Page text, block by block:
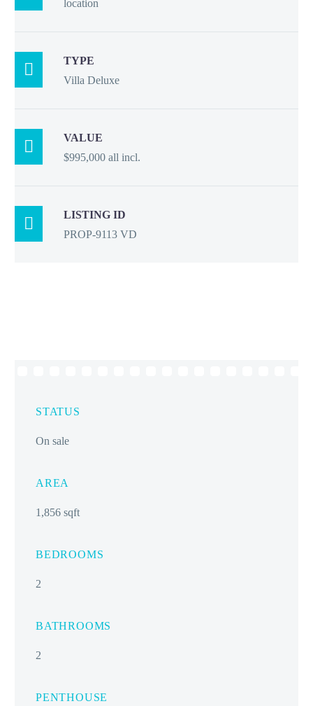
location

TYPE
Villa Deluxe

VALUE
$995,000 all incl.

LISTING ID
PROP-9113 VD
STATUS
On sale
AREA
1,856 sqft
BEDROOMS
2
BATHROOMS
2
PENTHOUSE